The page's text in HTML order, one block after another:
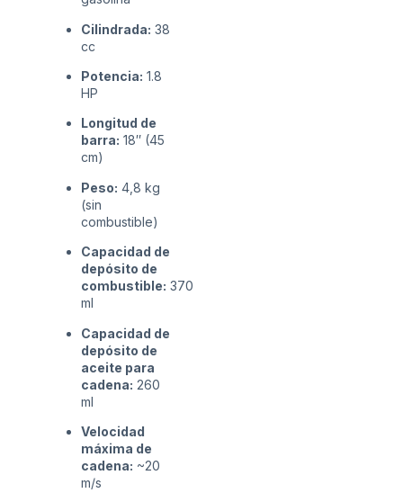
Cilindrada: 38
cc
Potencia: 1.8
HP
Longitud de
barra: 18″ (45
cm)
Peso: 4,8 kg
(sin
combustible)
Capacidad de
depósito de
combustible: 370
ml
Capacidad de
depósito de
aceite para
cadena: 260
ml
Velocidad
máxima de
cadena: ~20
m/s